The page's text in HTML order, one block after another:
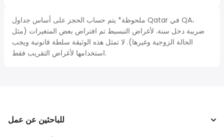
ملحوظة* يتم حساب الحجز على أساس جداول Qatar في QA،
ضريبة دخل سنة. لأغراض التبسيط تم افتراض بعض المتغيرات (مثل
الحالة الزوجية وغيرها). لا تمثل هذه الوثيقة سلطة قانونية ويجب
استخدامها لأغراض التقريب فقط.
للباحثين عن عمل